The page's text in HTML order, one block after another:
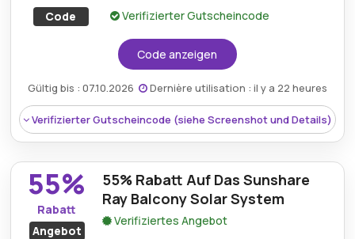
Code
Verifizierter Gutscheincode
Code anzeigen
Gültig bis : 07.10.2026 Dernière utilisation : il y a 22 heures
Verifizierter Gutscheincode (siehe Screenshot und Details)
55%
Rabatt
Angebot
55% Rabatt Auf Das Sunshare
Ray Balcony Solar System
Verifiziertes Angebot